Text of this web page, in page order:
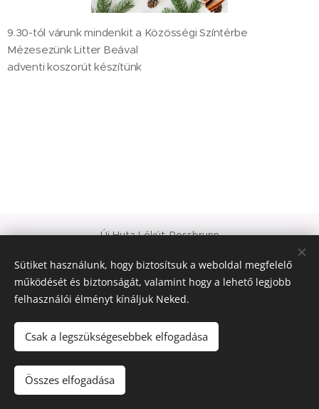
9.30-tól várunk mindenkit a Közösségi Színtérbe
Mézesezünk Litter Beával
adventi koszorút készítünk
Új Huta Lókút-Rossbrunn
Európa Kultúrális Fővárosa
PAJTA PROJEKT
© 2021 Minden jog fenntartva
Magyar
Sütiket használunk, hogy biztosítsuk a weboldal megfelelő
működését és biztonságát, valamint hogy a lehető legjobb
felhasználói élményt kínáljuk Neked.
Csak a legszükségesebbek elfogadása
Összes elfogadása